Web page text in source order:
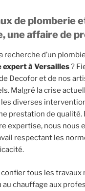
de plomberie
une affaire de
recherche d’un
à Versailles?
Decofor et de nos
Malgré la crise
diverses
prestation de qualité.
expertise, nous nous
respectant les
tous les travaux
au chauffage aux